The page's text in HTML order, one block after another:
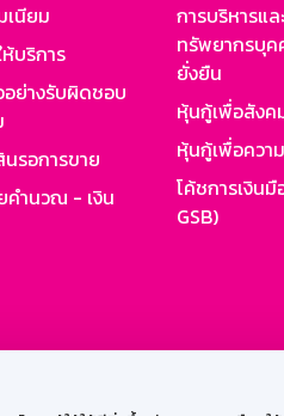
เนียม
บริการ
อย่างรับผิดชอบ
รอการขาย
คำนวณ - เงิน
การบริหารแ
ทรัพยากรบุค
ยั่งยืน
หุ้นกู้เพื่อสังค
หุ้นกู้เพื่อควา
โค้ชการเงิน
GSB)